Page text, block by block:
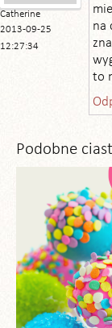
Catherine
2013-09-25
12:27:34
na
to
Podobne